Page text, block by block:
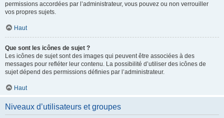
permissions accordées par l’administrateur, vous pouvez ou non verrouiller
vos propres sujets.
Haut
Que sont les icônes de sujet ?
Les icônes de sujet sont des images qui peuvent être associées à des
messages pour refléter leur contenu. La possibilité d’utiliser des icônes de
sujet dépend des permissions définies par l’administrateur.
Haut
Niveaux d’utilisateurs et groupes